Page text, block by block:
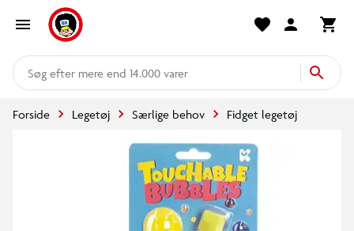
mere end 14.000 varer
Forside Legetøj Særlige behov Fidget legetøj